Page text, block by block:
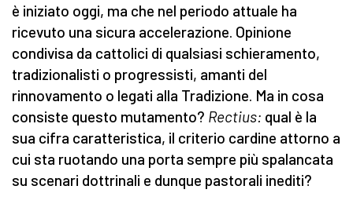
è iniziato oggi, ma che nel periodo attuale ha
ricevuto una sicura accelerazione. Opinione
condivisa da cattolici di qualsiasi schieramento,
tradizionalisti o progressisti, amanti del
rinnovamento o legati alla Tradizione. Ma in cosa
consiste questo mutamento? Rectius: qual è la
sua cifra caratteristica, il criterio cardine attorno a
cui sta ruotando una porta sempre più spalancata
su scenari dottrinali e dunque pastorali inediti?